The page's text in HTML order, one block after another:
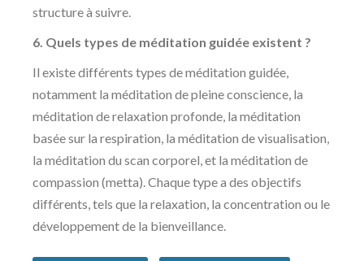
structure à suivre.
6. Quels types de méditation guidée existent ?
Il existe différents types de méditation guidée,
notamment la méditation de pleine conscience, la
méditation de relaxation profonde, la méditation
basée sur la respiration, la méditation de visualisation,
la méditation du scan corporel, et la méditation de
compassion (metta). Chaque type a des objectifs
différents, tels que la relaxation, la concentration ou le
développement de la bienveillance.